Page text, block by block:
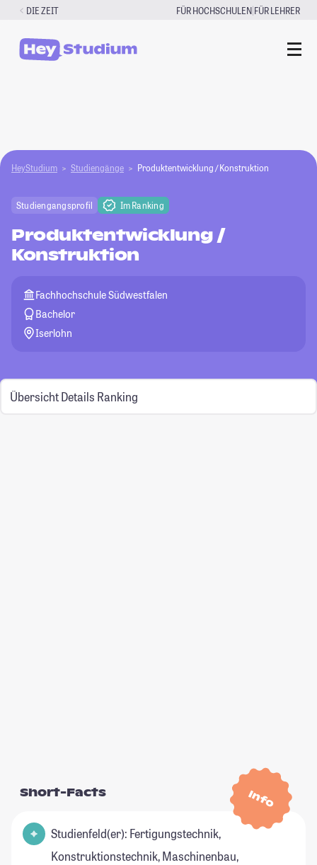
Zum
springen
DIE ZEIT FÜR HOCHSCHULEN|FÜR LEHRER
HeyStudium Studiengänge Produktentwicklung / Konstruktion
Studiengangsprofil Im Ranking
Produktentwicklung /
Konstruktion
Fachhochschule Südwestfalen
Bachelor
Iserlohn
Übersicht Details Ranking
Info
Short-Facts
Studienfeld(er): Fertigungstechnik,
Konstruktionstechnik, Maschinenbau,